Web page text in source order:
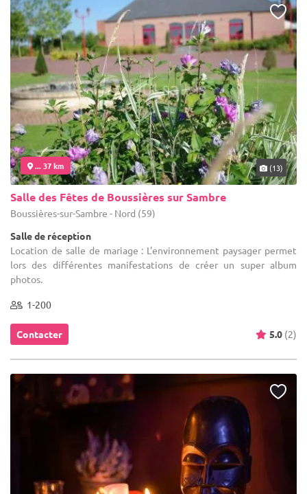
... 37 km (13)
Salle des Fêtes de Boussières sur Sambre
Boussières-sur-Sambre - Nord (59)
Salle de réception
Location de salle de mariage : L'environnement paysager permet
lors des différentes manifestations de créer un super album
photos.
1-200
Contacter 5.0 (2)